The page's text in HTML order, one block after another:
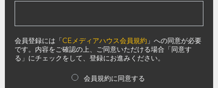
会員登録には「CEメディアハウス会員規約 」への同意が必要
です。内容をご確認の上、ご同意いただける場合「同意す
る」にチェックをして、登録にお進みください。
会員規約に同意する